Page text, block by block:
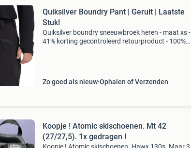
Quiksilver Boundry Pant | Geruit | Laatste
Stuk!
Quiksilver boundry sneeuwbroek heren - maat xs -
41% korting gecontroleerd retourproduct - 100%
Zo goed als nieuw Ophalen of Verzenden
Koopje ! Atomic skischoenen. Mt 42
(27/27,5). 1x gedragen !